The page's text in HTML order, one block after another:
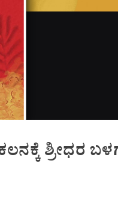
ಶ್ರೀಧರ